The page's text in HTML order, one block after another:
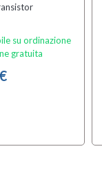
su ordinazione
gratuita